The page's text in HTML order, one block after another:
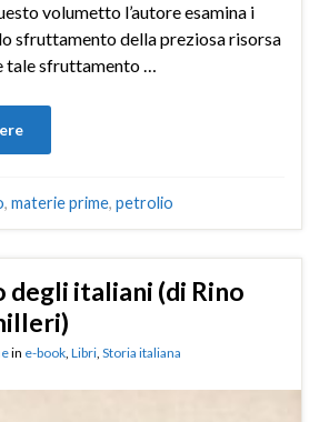
volumetto l’autore esamina i
sfruttamento della preziosa risorsa
tale sfruttamento …
, materie prime, petrolio
degli italiani (di Rino
in e-book, Libri, Storia italiana